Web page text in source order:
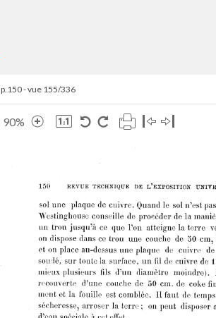
p.150 - vue 155/336
90%